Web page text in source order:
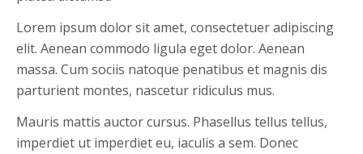
Lorem ipsum dolor sit amet, consectetuer adipiscing
elit. Aenean commodo ligula eget dolor. Aenean
massa. Cum sociis natoque penatibus et magnis dis
parturient montes, nascetur ridiculus mus.
Mauris mattis auctor cursus. Phasellus tellus tellus,
imperdiet ut imperdiet eu, iaculis a sem. Donec